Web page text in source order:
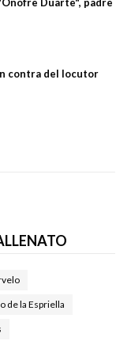
contra del locutor
de la Espriella